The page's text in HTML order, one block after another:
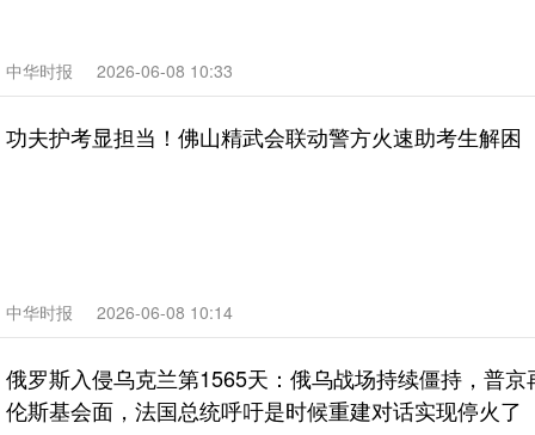
中华时报 2026-06-08 10:33
功夫护考显担当！佛山精武会联动警方火速助考生解困
中华时报 2026-06-08 10:14
俄罗斯入侵乌克兰第1565天：俄乌战场持续僵持，普京
伦斯基会面，法国总统呼吁是时候重建对话实现停火了